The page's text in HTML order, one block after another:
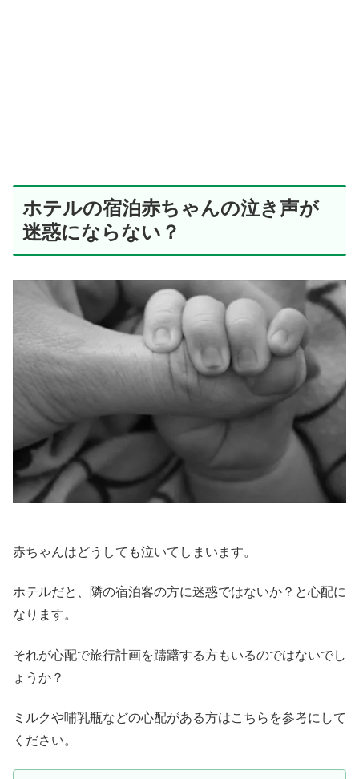
ホテルの宿泊赤ちゃんの泣き声が
迷惑にならない？
赤ちゃんはどうしても泣いてしまいます。
ホテルだと、隣の宿泊客の方に迷惑ではないか？と心配に
なります。
それが心配で旅行計画を躊躇する方もいるのではないでし
ょうか？
ミルクや哺乳瓶などの心配がある方はこちらを参考にして
ください。